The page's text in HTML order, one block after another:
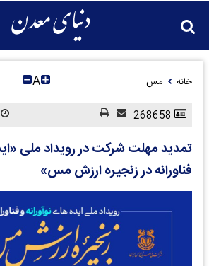
خانه مس A
تمدید مهلت شرکت در رویداد ملی
فناورانه در زنجیره ارزش مس»